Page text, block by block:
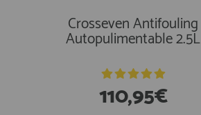
Crosseven Antifouling
Autopulimentable 2.5L
110,95€
29,99€